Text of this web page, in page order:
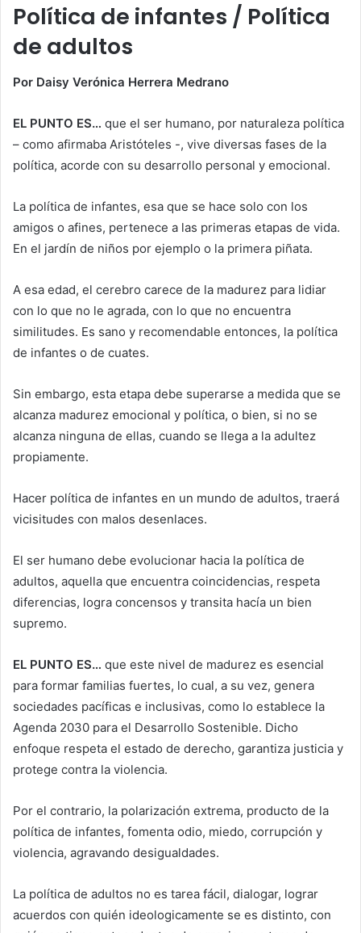
Política de infantes / Política
de adultos
Por Daisy Verónica Herrera Medrano
EL PUNTO ES… que el ser humano, por naturaleza política
– como afirmaba Aristóteles -, vive diversas fases de la
política, acorde con su desarrollo personal y emocional.
La política de infantes, esa que se hace solo con los
amigos o afines, pertenece a las primeras etapas de vida.
En el jardín de niños por ejemplo o la primera piñata.
A esa edad, el cerebro carece de la madurez para lidiar
con lo que no le agrada, con lo que no encuentra
similitudes. Es sano y recomendable entonces, la política
de infantes o de cuates.
Sin embargo, esta etapa debe superarse a medida que se
alcanza madurez emocional y política, o bien, si no se
alcanza ninguna de ellas, cuando se llega a la adultez
propiamente.
Hacer política de infantes en un mundo de adultos, traerá
vicisitudes con malos desenlaces.
El ser humano debe evolucionar hacia la política de
adultos, aquella que encuentra coincidencias, respeta
diferencias, logra concensos y transita hacía un bien
supremo.
EL PUNTO ES… que este nivel de madurez es esencial
para formar familias fuertes, lo cual, a su vez, genera
sociedades pacíficas e inclusivas, como lo establece la
Agenda 2030 para el Desarrollo Sostenible. Dicho
enfoque respeta el estado de derecho, garantiza justicia y
protege contra la violencia.
Por el contrario, la polarización extrema, producto de la
política de infantes, fomenta odio, miedo, corrupción y
violencia, agravando desigualdades.
La política de adultos no es tarea fácil, dialogar, lograr
acuerdos con quién ideologicamente se es distinto, con